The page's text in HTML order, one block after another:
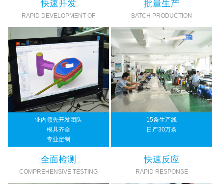
快速开发
RAPID DEVELOPMENT OF
业内领先开发团队
模具齐全
专业定制
批量生产
BATCH PRODUCTION
15条生产线
日产30万条
全面检测
COMPREHENSIVE TESTING
快速反应
RAPID RESPONSE